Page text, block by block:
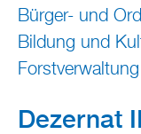
Bürger- und
Bildung und
Forstverwaltung
Dezernat